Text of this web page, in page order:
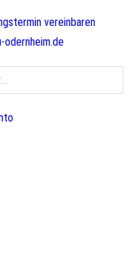
vereinbaren
odernheim.de